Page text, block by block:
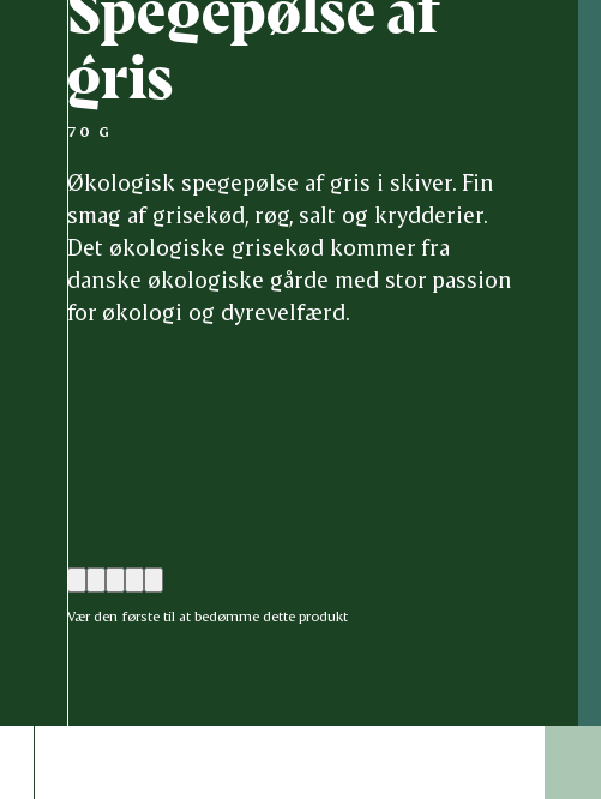
gris
70 G
Økologisk spegepølse af gris i skiver. Fin
smag af grisekød, røg, salt og krydderier.
Det økologiske grisekød kommer fra
danske økologiske gårde med stor passion
for økologi og dyrevelfærd.
Vær den første til at bedømme dette produkt